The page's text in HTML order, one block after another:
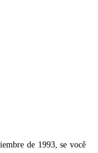
de 1993, se você